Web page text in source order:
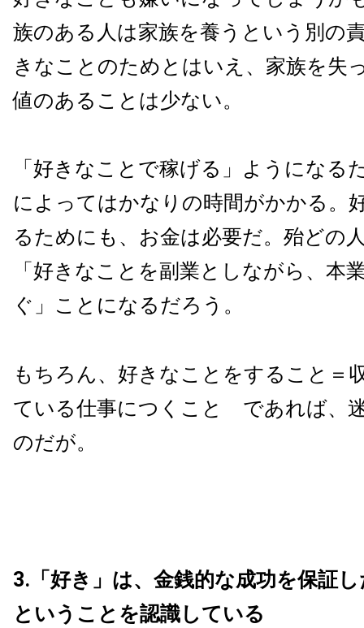
族のある人は家族を養うという別の
きなことのためとはいえ、家族を失
値のあることは少ない。
「好きなことで稼げる」ようになる
によってはかなりの時間がかかる。
るためにも、お金は必要だ。殆どの
「好きなことを副業としながら、本
ぐ」ことになるだろう。
もちろん、好きなことをすること＝
ている仕事につくこと であれば、
のだが。
3.「好き」は、金銭的な成功を保証
ということを認識している